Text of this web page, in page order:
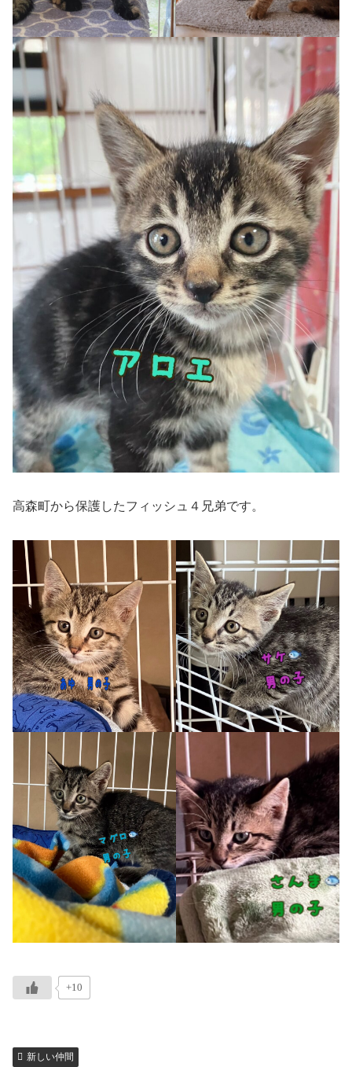
高森町から保護したフィッシュ４兄弟です。
+10
新しい仲間